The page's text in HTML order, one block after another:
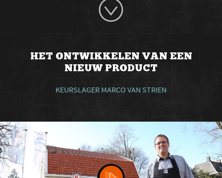
HET ONTWIKKELEN VAN EEN
NIEUW PRODUCT
KEURSLAGER MARCO VAN STRIEN